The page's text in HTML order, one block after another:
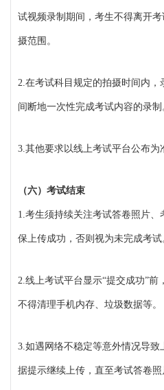
试视频录制期间，考生不得离开
摄范围。
2.在考试科目规定的拍摄时间内
间断地一次性完成考试内容的录制
3.其他要求以线上考试平台公布为
（六）考试结束
1.考生须持续关注考试答卷照片
保上传成功，否则视为未完成考试
2.线上考试平台显示“提交成功”前
不得清理手机内存、垃圾数据等。
3.如遇网络不稳定等意外情况导
据提示继续上传，直至考试答卷照